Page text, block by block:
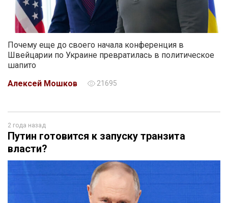
Почему еще до своего начала конференция в
Швейцарии по Украине превратилась в политическое
шапито
Алексей Мошков
21695
2 года назад
Путин готовится к запуску транзита
власти?